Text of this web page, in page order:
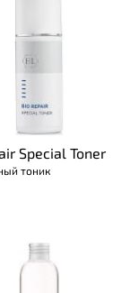
Special Toner
тоник